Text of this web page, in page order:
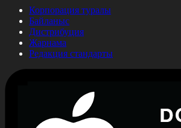
Корпорация туралы
Байланыс
Дистрибуция
Жарнама
Редакция стандарты